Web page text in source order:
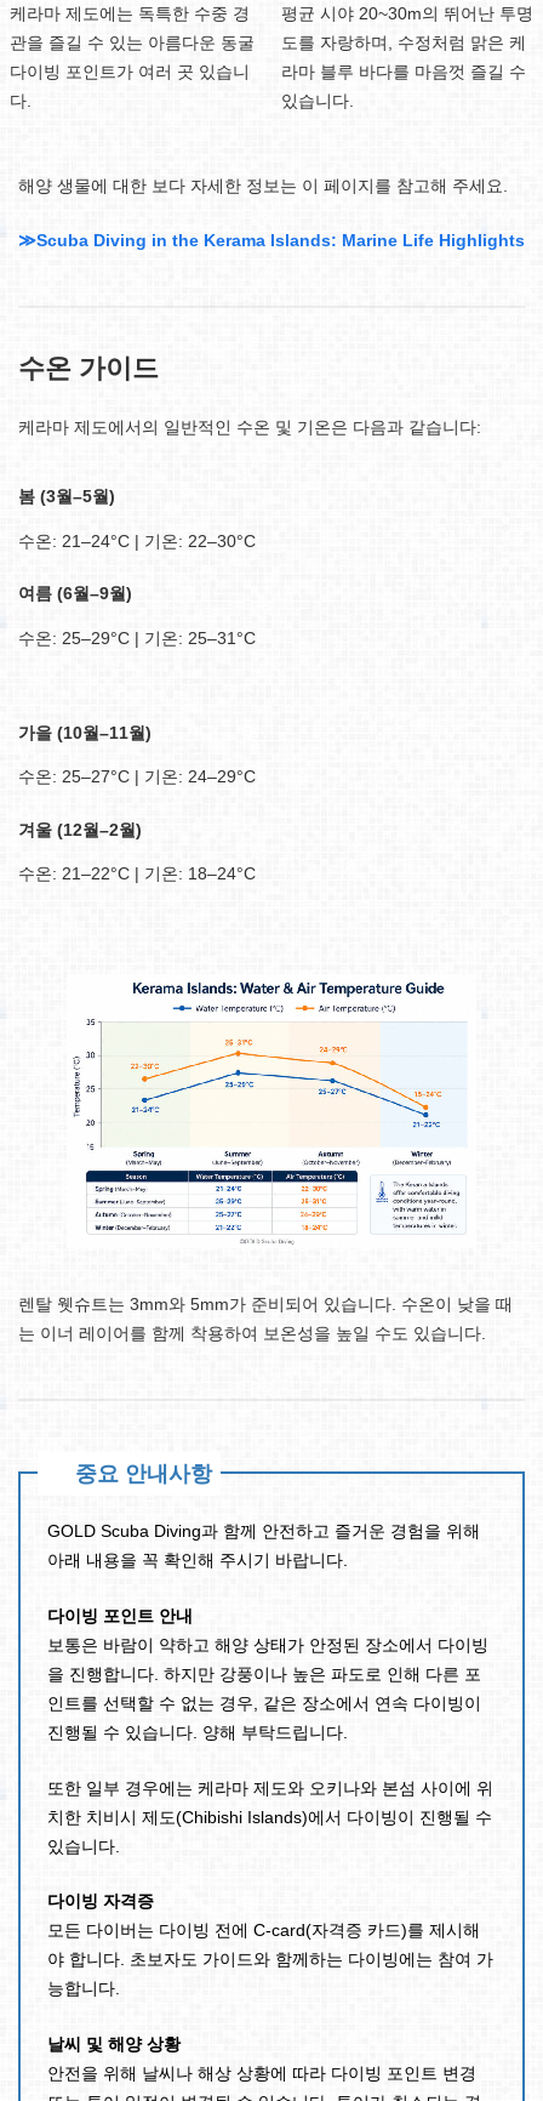
케라마 제도에는 독특한 수중 경
관을 즐길 수 있는 아름다운 동굴
다이빙 포인트가 여러 곳 있습니
다.
평균 시야 20~30m의 뛰어난 투명
도를 자랑하며, 수정처럼 맑은 케
라마 블루 바다를 마음껏 즐길 수
있습니다.
해양 생물에 대한 보다 자세한 정보는 이 페이지를 참고해 주세요.
≫Scuba Diving in the Kerama Islands: Marine Life Highlights
수온 가이드
케라마 제도에서의 일반적인 수온 및 기온은 다음과 같습니다:
봄 (3월–5월)
수온: 21–24°C | 기온: 22–30°C
여름 (6월–9월)
수온: 25–29°C | 기온: 25–31°C
가을 (10월–11월)
수온: 25–27°C | 기온: 24–29°C
겨울 (12월–2월)
수온: 21–22°C | 기온: 18–24°C
렌탈 웻슈트는 3mm와 5mm가 준비되어 있습니다. 수온이 낮을 때
는 이너 레이어를 함께 착용하여 보온성을 높일 수도 있습니다.
중요 안내사항
GOLD Scuba Diving과 함께 안전하고 즐거운 경험을 위해
아래 내용을 꼭 확인해 주시기 바랍니다.
다이빙 포인트 안내
보통은 바람이 약하고 해양 상태가 안정된 장소에서 다이빙
을 진행합니다. 하지만 강풍이나 높은 파도로 인해 다른 포
인트를 선택할 수 없는 경우, 같은 장소에서 연속 다이빙이
진행될 수 있습니다. 양해 부탁드립니다.
또한 일부 경우에는 케라마 제도와 오키나와 본섬 사이에 위
치한 치비시 제도(Chibishi Islands)에서 다이빙이 진행될 수
있습니다.
다이빙 자격증
모든 다이버는 다이빙 전에 C-card(자격증 카드)를 제시해
야 합니다. 초보자도 가이드와 함께하는 다이빙에는 참여 가
능합니다.
날씨 및 해양 상황
안전을 위해 날씨나 해상 상황에 따라 다이빙 포인트 변경